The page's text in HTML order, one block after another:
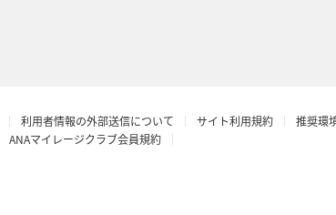
利用者情報の外部送信について サイト利用規約 推奨環
ANAマイレージクラブ会員規約